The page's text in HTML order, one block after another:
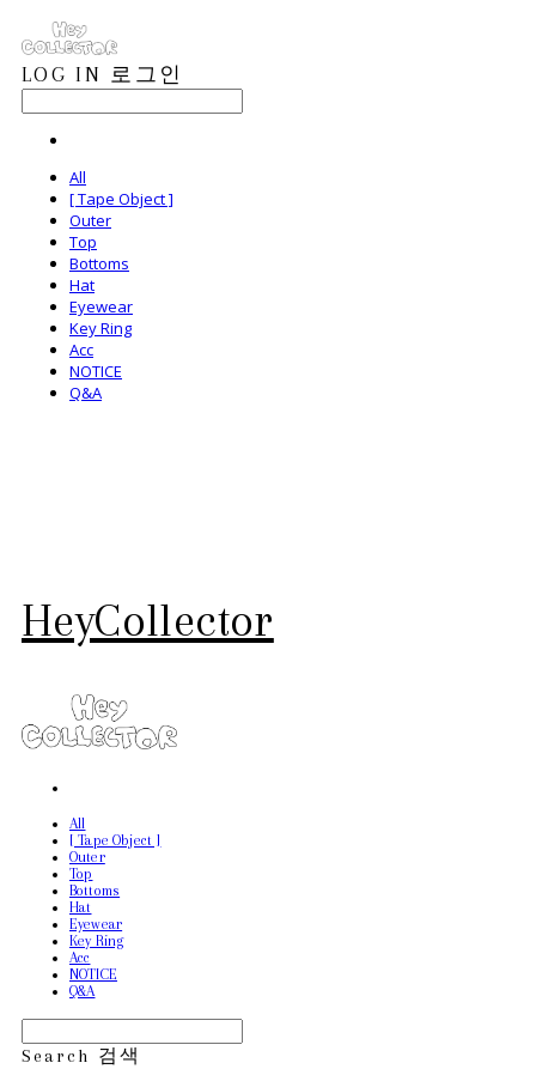
LOG IN 로그인
All
[ Tape Object ]
Outer
Top
Bottoms
Hat
Eyewear
Key Ring
Acc
NOTICE
Q&A
HeyCollector
All
[ Tape Object ]
Outer
Top
Bottoms
Hat
Eyewear
Key Ring
Acc
NOTICE
Q&A
Search 검색